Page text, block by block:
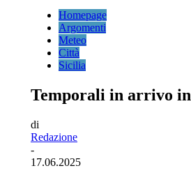
Homepage
Argomenti
Meteo
Città
Sicilia
Temporali in arrivo
di
Redazione
-
17.06.2025